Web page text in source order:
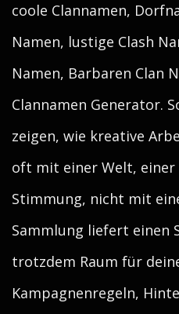
coole Clannamen,
Namen, lustige Clash
Namen, Barbaren Clan
Clannamen Generator.
zeigen, wie kreative
oft mit einer Welt, einer
Stimmung, nicht mit
Sammlung liefert einen
trotzdem Raum für
Kampagnenregeln,